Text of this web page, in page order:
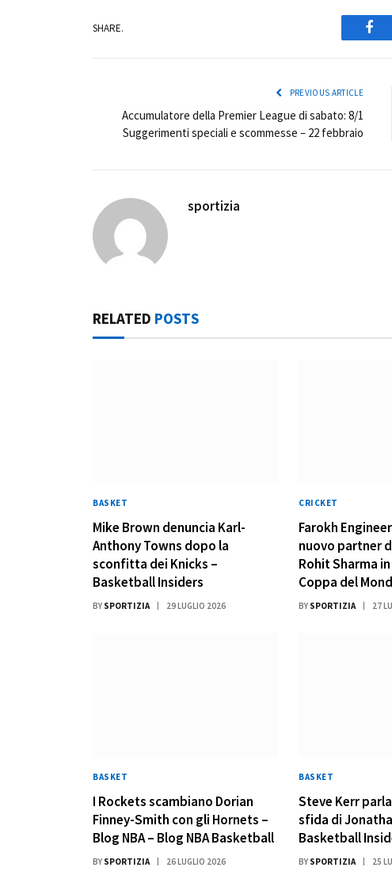
SHARE.
PREVIOUS ARTICLE
Accumulatore della Premier League di sabato: 8/1
Suggerimenti speciali e scommesse – 22 febbraio
sportizia
RELATED POSTS
BASKET
Mike Brown denuncia Karl-
Anthony Towns dopo la
sconfitta dei Knicks –
Basketball Insiders
BY SPORTIZIA 29 LUGLIO 2026
CRICKET
Farokh
nuovo partner
Rohit Sharma
Coppa del
BY SPORTIZIA 27
BASKET
I Rockets scambiano Dorian
Finney-Smith con gli Hornets –
Blog NBA – Blog NBA Basketball
BY SPORTIZIA 26 LUGLIO 2026
BASKET
Steve Kerr
sfida di
Basketball
BY SPORTIZIA 25